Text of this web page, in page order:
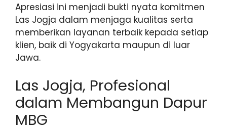
Apresiasi ini menjadi bukti nyata komitmen
Las Jogja dalam menjaga kualitas serta
memberikan layanan terbaik kepada setiap
klien, baik di Yogyakarta maupun di luar
Jawa.
Las Jogja, Profesional
dalam Membangun Dapur
MBG